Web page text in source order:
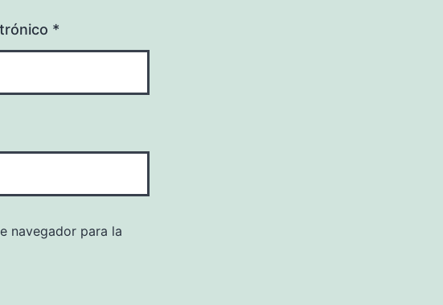
*
navegador para la